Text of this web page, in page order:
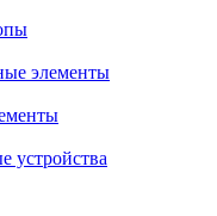
элементы
устройства